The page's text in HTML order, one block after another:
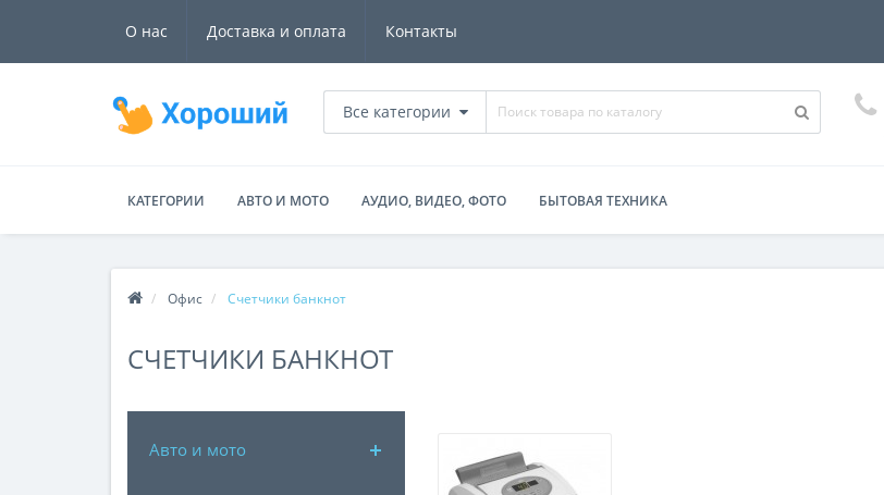
О нас Доставка и оплата Контакты
Все категории
КАТЕГОРИИ АВТО И МОТО АУДИО, ВИДЕО, ФОТО БЫТОВАЯ ТЕХНИКА
Офис Счетчики банкнот
СЧЕТЧИКИ БАНКНОТ
Авто и мото